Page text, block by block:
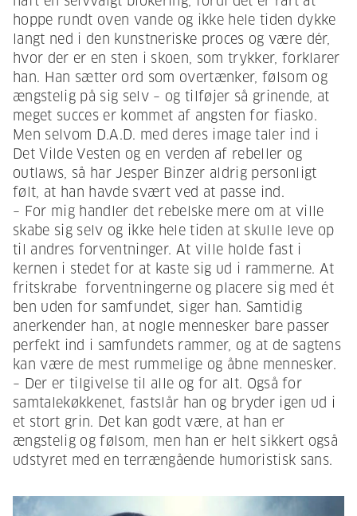
hoppe rundt oven vande og ikke hele tiden dykke
langt ned i den kunstneriske proces og være dér,
hvor der er en sten i skoen, som trykker, forklarer
han. Han sætter ord som overtænker, følsom og
ængstelig på sig selv – og tilføjer så grinende, at
meget succes er kommet af angsten for fiasko.
Men selvom D.A.D. med deres image taler ind i
Det Vilde Vesten og en verden af rebeller og
outlaws, så har Jesper Binzer aldrig personligt
følt, at han havde svært ved at passe ind.
– For mig handler det rebelske mere om at ville
skabe sig selv og ikke hele tiden at skulle leve op
til andres forventninger. At ville holde fast i
kernen i stedet for at kaste sig ud i rammerne. At
fritskrabe forventningerne og placere sig med ét
ben uden for samfundet, siger han. Samtidig
anerkender han, at nogle mennesker bare passer
perfekt ind i samfundets rammer, og at de sagtens
kan være de mest rummelige og åbne mennesker.
– Der er tilgivelse til alle og for alt. Også for
samtalekøkkenet, fastslår han og bryder igen ud i
et stort grin. Det kan godt være, at han er
ængstelig og følsom, men han er helt sikkert også
udstyret med en terrængående humoristisk sans.